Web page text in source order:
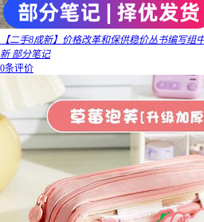
【二手8成新】价格改革和保供稳价丛书编写组
新 部分笔记
0条评价